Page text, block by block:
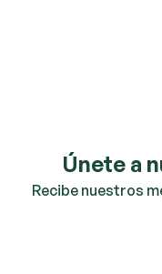
Únete a
Recibe nuestros